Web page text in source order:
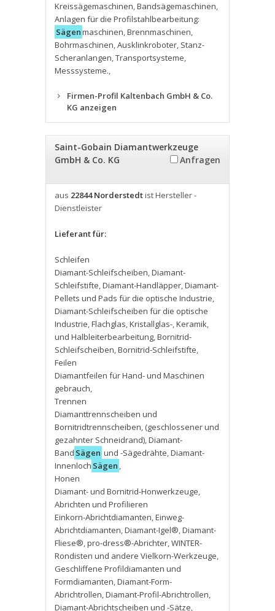
Kreissägemaschinen,Bandsägemaschinen,
Anlagen für die Profilstahlbearbeitung:
Sägenmaschinen,Brennmaschinen,
Bohrmaschinen,Ausklinkroboter, Stanz-
Scheranlangen,Transportsysteme,
Messsysteme.,
Firmen-Profil Kaltenbach GmbH & Co.
KG anzeigen
Saint-Gobain Diamantwerkzeuge
GmbH & Co. KG
Anfragen
aus 22844 Norderstedtist Hersteller -
Dienstleister
Lieferant für:
Schleifen
Diamant-Schleifscheiben,Diamant-
Schleifstifte,Diamant-Handläpper,Diamant-
Pellets und Pads für die optische Industrie,
Diamant-Schleifscheiben für die optische
Industrie,Flachglas,Kristallglas-,Keramik,
und Halbleiterbearbeitung,Bornitrid-
Schleifscheiben,Bornitrid-Schleifstifte,
Feilen
Diamantfeilen für Hand- und Maschinen
gebrauch,
Trennen
Diamanttrennscheiben und
Bornitridtrennscheiben, (geschlossener und
gezahnter Schneidrand),Diamant-
Band Sägen und -Sägedrähte,Diamant-
Innenloch Sägen ,
Honen
Diamant- und Bornitrid-Honwerkzeuge,
Abrichten und Profilieren
Einkorn-Abrichtdiamanten,Einweg-
Abrichtdiamanten,Diamant-Igel®,Diamant-
Fliese®,pro-dress®-Abrichter,WINTER-
Rondisten und andere Vielkorn-Werkzeuge,
Geschliffene Profildiamanten und
Formdiamanten,Diamant-Form-
Abrichtrollen,Diamant-Profil-Abrichtrollen,
Diamant-Abrichtscheiben und -Sätze,